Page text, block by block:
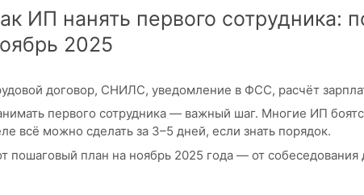
ИП нанять первого сотрудника:
2025
договор, СНИЛС, уведомление в ФСС, расчёт
первого сотрудника — важный шаг. Многие ИП
всё можно сделать за 3–5 дней, если знать порядок.
пошаговый план на ноябрь 2025 года — от собеседования